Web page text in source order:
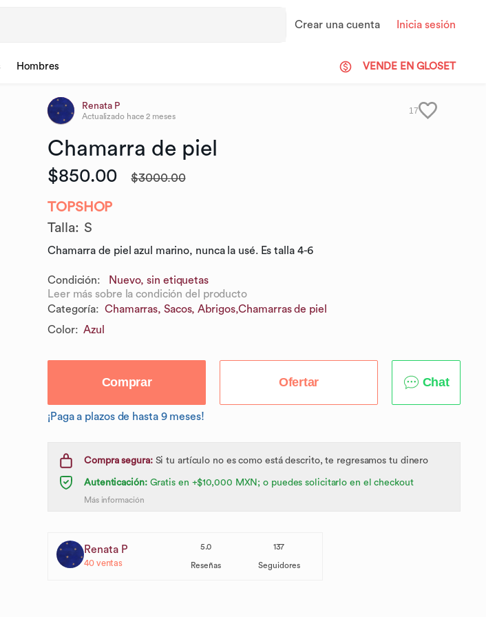
Crear una cuenta Inicia sesión
Hombres VENDE EN GLOSET
Renata P
Actualizado hace 2 meses
17
Chamarra de piel
$850.00 $3000.00
TOPSHOP
Talla: S
Chamarra de piel azul marino, nunca la usé. Es talla 4-6
Condición:
Nuevo, sin etiquetas
Leer más sobre la condición del producto
Categoría: Chamarras, Sacos, Abrigos,Chamarras de piel
Color: Azul
Comprar Ofertar Chat
¡Paga a plazos de hasta 9 meses!
Compra segura:Si tu artículo no es como está descrito, te regresamos tu dinero
Autenticación:Gratis en +$10,000 MXN; o puedes solicitarlo en el checkout
Más información
Renata P
40ventas
5.0
Reseñas
137
Seguidores